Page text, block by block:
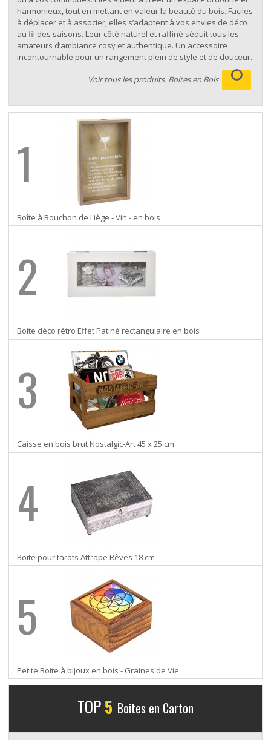
harmonieux, tout en mettant en valeur la beauté du bois. Faciles
à déplacer et à associer, elles s’adaptent à vos envies de déco
au fil des saisons. Leur côté naturel et raffiné séduit tous les
amateurs d’ambiance cosy et authentique. Un accessoire
incontournable pour un rangement plein de style et de douceur.
Voir tous les produits Boites en Bois
1
Boîte à Bouchon de Liège - Vin - en bois
2
Boite déco rétro Effet Patiné rectangulaire en bois
3
Caisse en bois brut Nostalgic-Art 45 x 25 cm
4
Boite pour tarots Attrape Rêves 18 cm
5
Petite Boite à bijoux en bois - Graines de Vie
TOP5 Boites en Carton